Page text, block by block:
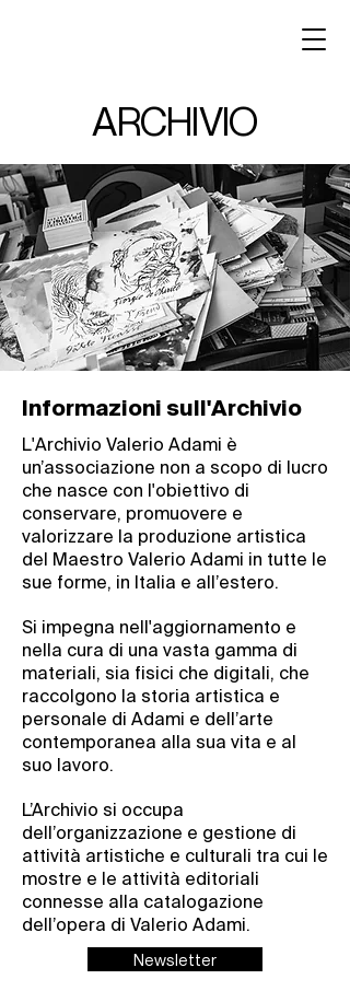
ARCHIVIO
Informazioni sull'Archivio
L'Archivio Valerio Adami è
un’associazione non a scopo di lucro
che nasce con l'obiettivo di
conservare, promuovere e
valorizzare la produzione artistica
del Maestro Valerio Adami in tutte le
sue forme, in Italia e all’estero.
Si impegna nell'aggiornamento e
nella cura di una vasta gamma di
materiali, sia fisici che digitali, che
raccolgono la storia artistica e
personale di Adami e dell’arte
contemporanea alla sua vita e al
suo lavoro.
L’Archivio si occupa
dell’organizzazione e gestione di
attività artistiche e culturali tra cui le
mostre e le attività editoriali
connesse alla catalogazione
dell’opera di Valerio Adami.
Newsletter